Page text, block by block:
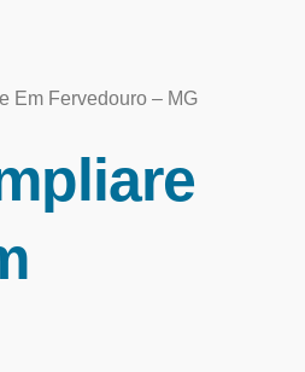
Em Fervedouro – MG